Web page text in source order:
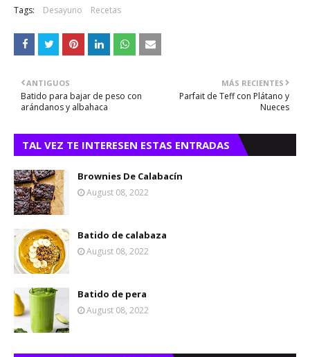
Tags: Desayuno Recetas
MÁS RECIENTES
Parfait de Teff con Plátano y
Nueces
ANTIGUOS
Batido para bajar de peso con
arándanos y albahaca
TAL VEZ TE INTERESEN ESTAS ENTRADAS
Brownies De Calabacín
August 08, 2022
Batido de calabaza
August 08, 2022
Batido de pera
August 08, 2022